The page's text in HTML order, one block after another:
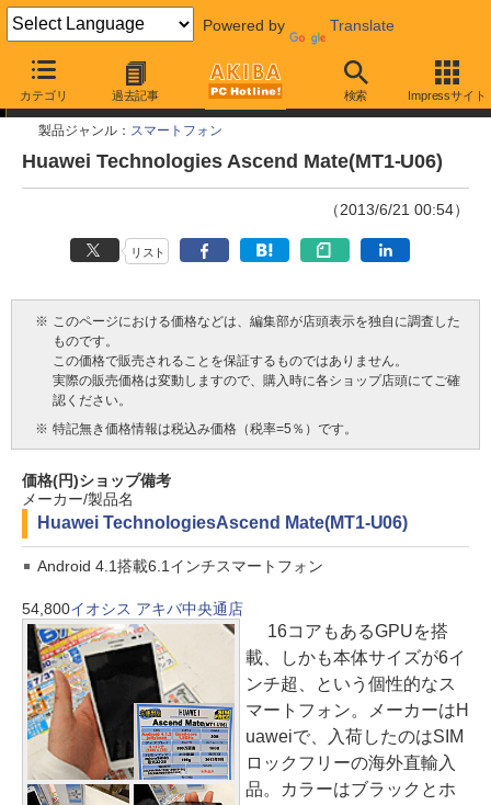
Powered by Translate
カテゴリ 過去記事 検索 Impressサイト
今週見つけた新製品
製品ジャンル： スマートフォン
Huawei Technologies Ascend Mate(MT1-U06)
（2013/6/21 00:54）
リスト
※ このページにおける価格などは、編集部が店頭表示を独自に調査した
ものです。
この価格で販売されることを保証するものではありません。
実際の販売価格は変動しますので、購入時に各ショップ店頭にてご確
認ください。
※ 特記無き価格情報は税込み価格（税率=5％）です。
価格(円)ショップ備考
メーカー/製品名
Huawei TechnologiesAscend Mate(MT1-U06)
Android 4.1搭載6.1インチスマートフォン
54,800イオシス アキバ中央通店
16コアもあるGPUを搭
載、しかも本体サイズが6イ
ンチ超、という個性的なス
マートフォン。メーカーはH
uaweiで、入荷したのはSIM
ロックフリーの海外直輸入
品。カラーはブラックとホ